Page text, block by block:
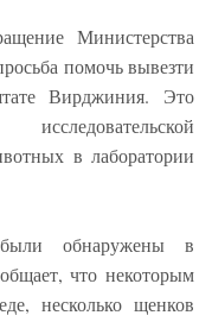
Министерства
помочь вывезти
Вирджиния. Это
в лаборатории
обнаружены в
что некоторым
несколько щенков